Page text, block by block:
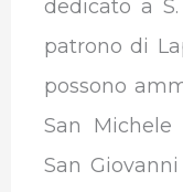
dedicato a
patrono di
possono
San
San